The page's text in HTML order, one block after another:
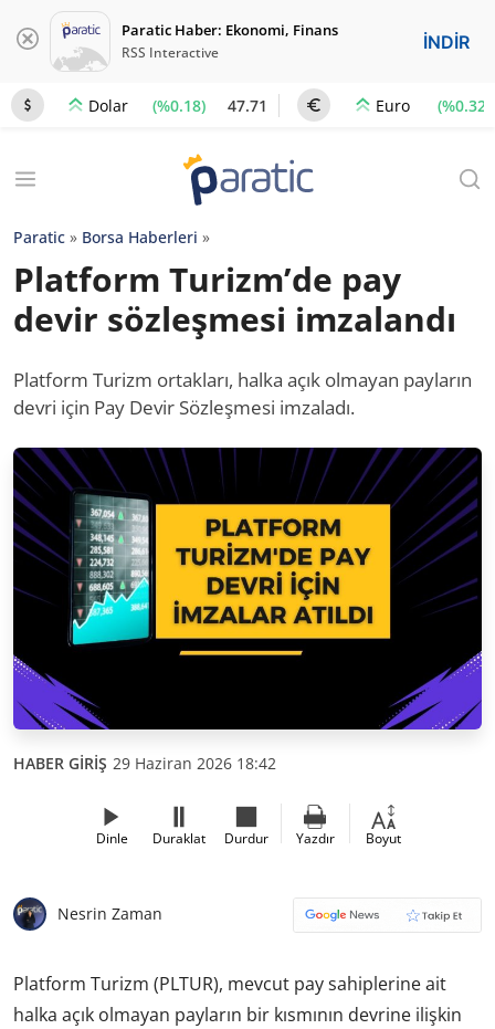
Paratic Haber: Ekonomi, Finans
RSS Interactive İNDİR
Dolar (%0.18) 47.71 Euro (%0.32)
Paratic » Borsa Haberleri »
Platform Turizm’de pay
devir sözleşmesi imzalandı
Platform Turizm ortakları, halka açık olmayan payların
devri için Pay Devir Sözleşmesi imzaladı.
HABER GİRİŞ 29 Haziran 2026 18:42
Dinle Duraklat Durdur Yazdır Boyut
Nesrin Zaman
Platform Turizm (PLTUR), mevcut pay sahiplerine ait
halka açık olmayan payların bir kısmının devrine ilişkin